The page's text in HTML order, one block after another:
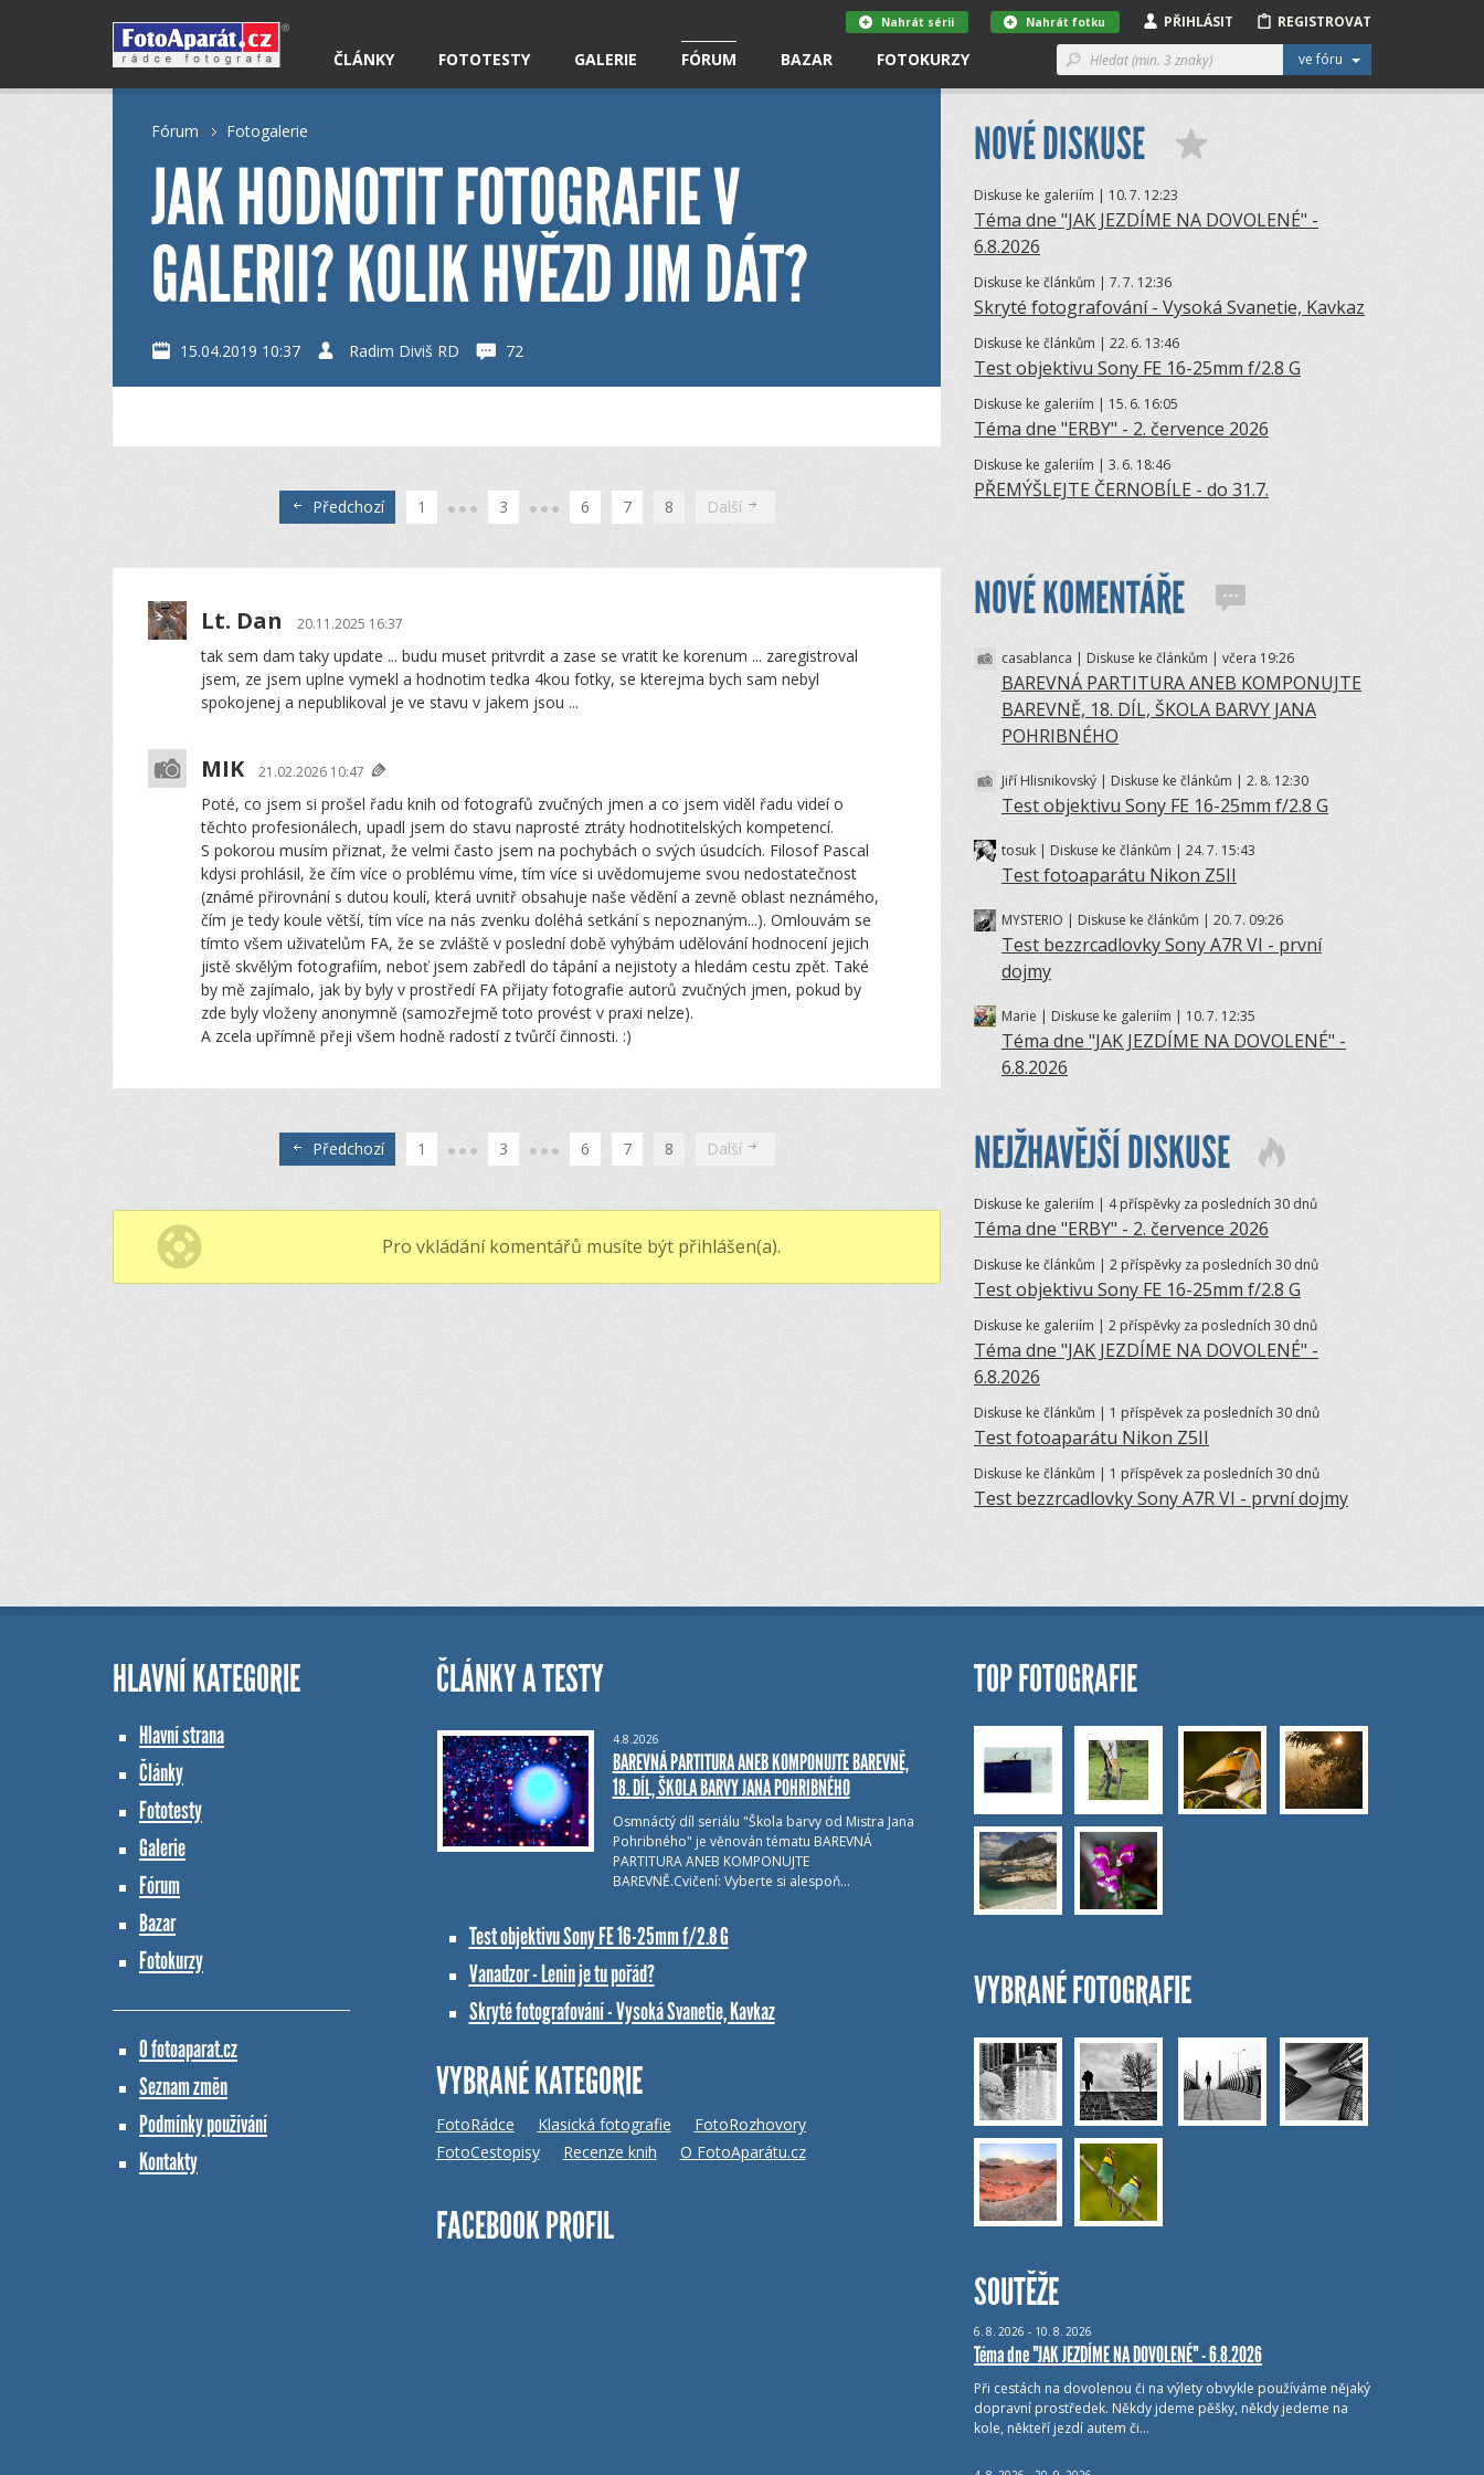
ČLÁNKY FOTOTESTY GALERIE FÓRUM BAZAR FOTOKURZY ve fóru
REGISTROVAT
PŘIHLÁSIT
Nahrát fotku
Nahrát sérii
Fórum Fotogalerie
JAK HODNOTIT FOTOGRAFIE V
GALERII? KOLIK HVĚZD JIM DÁT?
15.04.2019 10:37 Radim Diviš RD 72
Předchozí 1 3 6 7 8 Další
Lt. Dan 20.11.2025 16:37
tak sem dam taky update ... budu muset pritvrdit a zase se vratit ke korenum ... zaregistroval
jsem, ze jsem uplne vymekl a hodnotim tedka 4kou fotky, se kterejma bych sam nebyl
spokojenej a nepublikoval je ve stavu v jakem jsou ...
MIK 21.02.2026 10:47
Poté, co jsem si prošel řadu knih od fotografů zvučných jmen a co jsem viděl řadu videí o
těchto profesionálech, upadl jsem do stavu naprosté ztráty hodnotitelských kompetencí.
S pokorou musím přiznat, že velmi často jsem na pochybách o svých úsudcích. Filosof Pascal
kdysi prohlásil, že čím více o problému víme, tím více si uvědomujeme svou nedostatečnost
(známé přirovnání s dutou koulí, která uvnitř obsahuje naše vědění a zevně oblast neznámého,
čím je tedy koule větší, tím více na nás zvenku doléhá setkání s nepoznaným...). Omlouvám se
tímto všem uživatelům FA, že se zvláště v poslední době vyhýbám udělování hodnocení jejich
jistě skvělým fotografiím, neboť jsem zabředl do tápání a nejistoty a hledám cestu zpět. Také
by mě zajímalo, jak by byly v prostředí FA přijaty fotografie autorů zvučných jmen, pokud by
zde byly vloženy anonymně (samozřejmě toto provést v praxi nelze).
A zcela upřímně přeji všem hodně radostí z tvůrčí činnosti. :)
Předchozí 1 3 6 7 8 Další
Pro vkládání komentářů musíte být přihlášen(a).
NOVÉ DISKUSE
Diskuse ke galeriím | 10.7. 12:23
Téma dne "JAK JEZDÍME NA DOVOLENÉ" -
6.8.2026
Diskuse ke článkům | 7.7. 12:36
Skryté fotografování - Vysoká Svanetie, Kavkaz
Diskuse ke článkům | 22. 6. 13:46
Test objektivu Sony FE 16-25mm f/2.8 G
Diskuse ke galeriím | 15. 6. 16:05
Téma dne "ERBY" - 2. července 2026
Diskuse ke galeriím | 3. 6. 18:46
PŘEMÝŠLEJTE ČERNOBÍLE - do 31.7.
NOVÉ KOMENTÁŘE
casablanca | Diskuse ke článkům | včera 19:26
BAREVNÁ PARTITURA ANEB KOMPONUJTE
BAREVNĚ, 18. DÍL, ŠKOLA BARVY JANA
POHRIBNÉHO
Jiří Hlisnikovský | Diskuse ke článkům | 2. 8. 12:30
Test objektivu Sony FE 16-25mm f/2.8 G
tosuk | Diskuse ke článkům | 24.7. 15:43
Test fotoaparátu Nikon Z5II
MYSTERIO | Diskuse ke článkům | 20.7. 09:26
Test bezzrcadlovky Sony A7R VI - první
dojmy
Marie | Diskuse ke galeriím | 10.7. 12:35
Téma dne "JAK JEZDÍME NA DOVOLENÉ" -
6.8.2026
NEJŽHAVĚJŠÍ DISKUSE
Diskuse ke galeriím | 4 příspěvky za posledních 30 dnů
Téma dne "ERBY" - 2. července 2026
Diskuse ke článkům | 2 příspěvky za posledních 30 dnů
Test objektivu Sony FE 16-25mm f/2.8 G
Diskuse ke galeriím | 2 příspěvky za posledních 30 dnů
Téma dne "JAK JEZDÍME NA DOVOLENÉ" -
6.8.2026
Diskuse ke článkům | 1 příspěvek za posledních 30 dnů
Test fotoaparátu Nikon Z5II
Diskuse ke článkům | 1 příspěvek za posledních 30 dnů
Test bezzrcadlovky Sony A7R VI - první dojmy
HLAVNÍ KATEGORIE
Hlavní strana
Články
Fototesty
Galerie
Fórum
Bazar
Fotokurzy
O fotoaparat.cz
Seznam změn
Podmínky používání
Kontakty
ČLÁNKY A TESTY
4.8.2026
BAREVNÁ PARTITURA ANEB KOMPONUJTE BAREVNĚ,
18. DÍL, ŠKOLA BARVY JANA POHRIBNÉHO
Osmnáctý díl seriálu "Škola barvy od Mistra Jana
Pohribného" je věnován tématu BAREVNÁ
PARTITURA ANEB KOMPONUJTE
BAREVNĚ.Cvičení: Vyberte si alespoň…
Test objektivu Sony FE 16-25mm f/2.8 G
Vanadzor - Lenin je tu pořád?
Skryté fotografování - Vysoká Svanetie, Kavkaz
VYBRANÉ KATEGORIE
FotoRádce Klasická fotografie
FotoRozhovory
FotoCestopisy
Recenze knih O FotoAparátu.cz
FACEBOOK PROFIL
TOP FOTOGRAFIE
VYBRANÉ FOTOGRAFIE
SOUTĚŽE
6. 8. 2026 - 10. 8. 2026
Téma dne "JAK JEZDÍME NA DOVOLENÉ" - 6.8.2026
Při cestách na dovolenou či na výlety obvykle používáme nějaký
dopravní prostředek. Někdy jdeme pěšky, někdy jedeme na
kole, někteří jezdí autem či…